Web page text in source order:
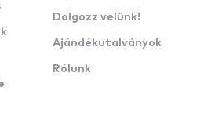
Dolgozz velünk!
Ajándékutalványok
Rólunk